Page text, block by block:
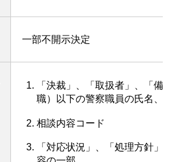
一部不開示決定
「決裁」、「取扱者」、「備
職）以下の警察職員の氏名、印
相談内容コード
「対応状況」、「処理方針」